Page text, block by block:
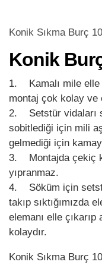
Konik Sıkma Burç
Konik
1. Kamalı mile elle
montaj çok kolay ve
2. Setstür vidaları
sobitlediği için mili
gelmediği için
3. Montajda çekiç
yıpranmaz.
4. Söküm için
takıp sıktığımızda
elemanı elle
kolaydır.
Konik Sıkma Burç